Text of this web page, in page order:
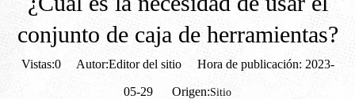
conjunto de caja de herramientas?
Vistas:0Autor:Editor del sitio Hora de publicación: 2023-
05-29 Origen:Sitio